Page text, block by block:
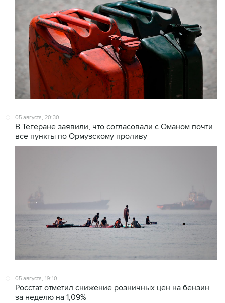
05 августа, 20:30
В Тегеране заявили, что согласовали с Оманом почти
все пункты по Ормузскому проливу
05 августа, 19:10
Росстат отметил снижение розничных цен на бензин
за неделю на 1,09%